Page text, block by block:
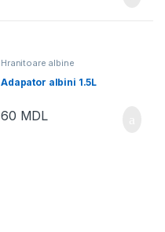
Hranitoare albine
Adapator albini 1.5L
60 MDL